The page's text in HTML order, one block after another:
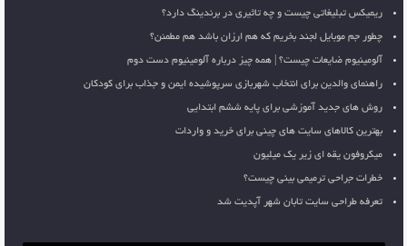
ریمیکس تبلیغاتی چیست و چه تاثیری در برندینگ دارد؟
چطور جم موبایل لجند بخریم که هم ارزان باشد هم مطمئن؟
آلومینیوم ضایعات چیست؟ | همه چیز درباره آلومینیوم دست دوم
راهنمای والدین برای انتخاب شهربازی سرپوشیده ایمن و جذاب برای کودکان
روش های جدید آموزشی برای پایه ششم ابتدایی
بهترین کالاهای سایت های چینی برای خرید و واردات
میکروفون یقه ای زیر یک میلیون
خطرات جراحی ترمیمی بینی چیست؟
تعرفه طراحی سایت تابان شهر آپدیت شد